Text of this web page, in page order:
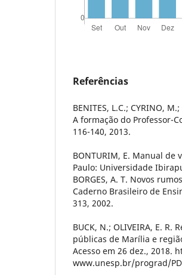
Referências
BENITES, L.C.; CYRINO,
A formação do Professor-
116-140, 2013.
BONTURIM, E. Manual
Paulo: Universidade
BORGES, A. T. Novos
Caderno Brasileiro de
313, 2002.
BUCK, N.; OLIVEIRA, E.
públicas de Marília e
Acesso em 26 dez., 2018.
www.unesp.br/prograd/